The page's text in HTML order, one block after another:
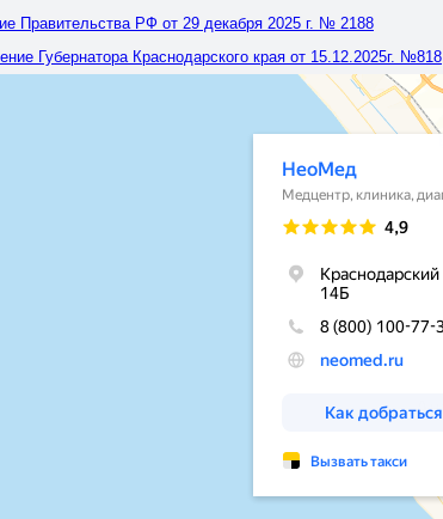
Правительства РФ от 29 декабря 2025 г. № 2188
Губернатора Краснодарского края от 15.12.2025г. №818